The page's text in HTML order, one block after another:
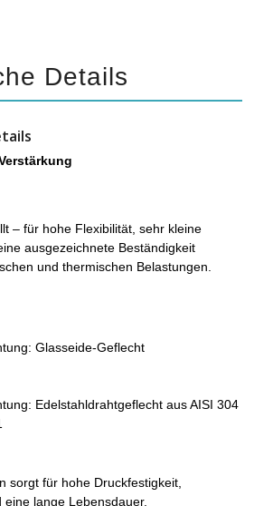
Details
– für hohe Flexibilität, sehr kleine
ausgezeichnete Beständigkeit
und thermischen Belastungen.
Glasseide-Geflecht
Edelstahldrahtgeflecht aus AISI 304
sorgt für hohe Druckfestigkeit,
lange Lebensdauer.